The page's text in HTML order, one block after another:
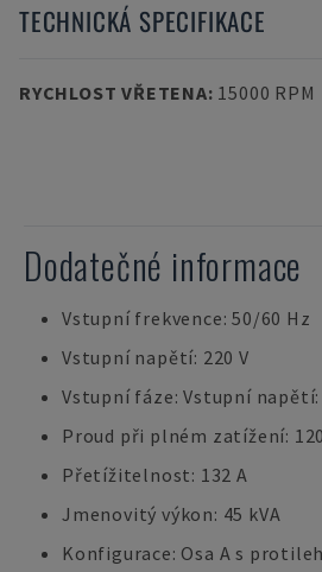
TECHNICKÁ SPECIFIKACE
RYCHLOST VŘETENA: 15000 RPM
Dodatečné informace
Vstupní frekvence: 50/60 Hz
Vstupní napětí: 220 V
Vstupní fáze: Vstupní napětí:
Proud při plném zatížení:
Přetížitelnost: 132 A
Jmenovitý výkon: 45 kVA
Konfigurace: Osa A s